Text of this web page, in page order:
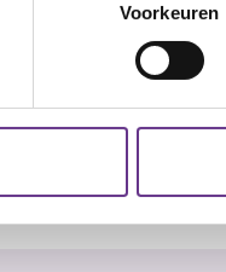
Voorkeuren